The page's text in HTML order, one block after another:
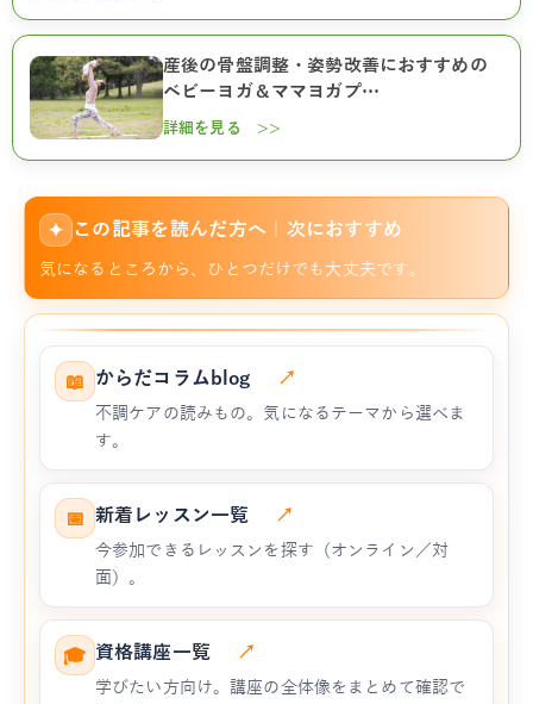
産後の骨盤調整・姿勢改善におすすめの
ベビーヨガ＆ママヨガプ…
詳細を見る >>
✦ この記事を読んだ方へ｜次におすすめ
気になるところから、ひとつだけでも大丈夫です。
📖 からだコラムblog ↗
不調ケアの読みもの。気になるテーマから選べま
す。
📅 新着レッスン一覧 ↗
今参加できるレッスンを探す（オンライン／対
面）。
🎓 資格講座一覧 ↗
学びたい方向け。講座の全体像をまとめて確認で